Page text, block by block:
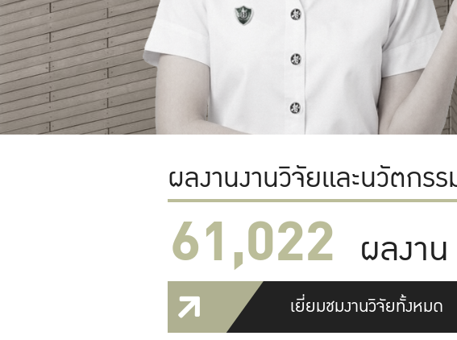
ผลงานงานวิจัยและนวัตกร
61,022 ผลงาน
เยี่ยมชมงานวิจัยทั้งหมด